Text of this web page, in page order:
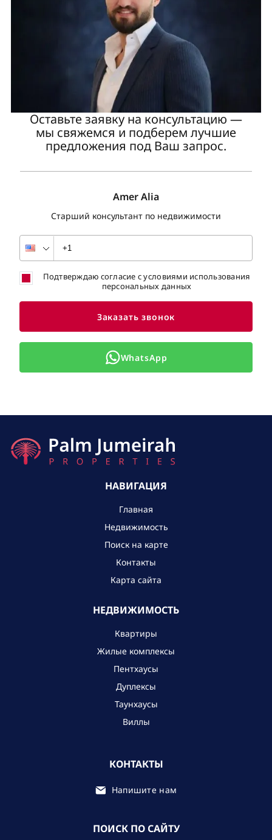
Оставьте заявку на консультацию —
мы свяжемся и подберем лучшие
предложения под Ваш запрос.
Amer Alia
Старший консультант по недвижимости
Подтверждаю согласие с условиями использования
персональных данных
Заказать звонок
WhatsApp
НАВИГАЦИЯ
Главная
Недвижимость
Поиск на карте
Контакты
Карта сайта
НЕДВИЖИМОСТЬ
Квартиры
Жилые комплексы
Пентхаусы
Дуплексы
Таунхаусы
Виллы
КОНТАКТЫ
Напишите нам
ПОИСК ПО САЙТУ